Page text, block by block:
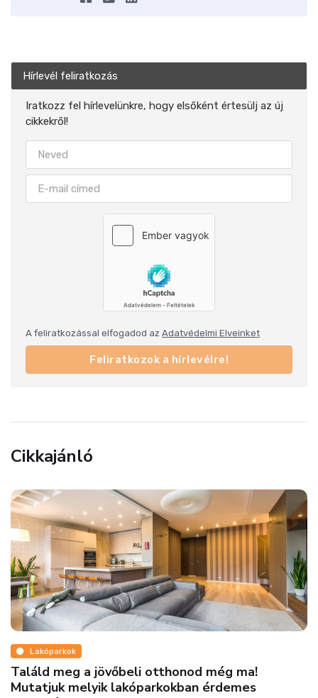
Hírlevél feliratkozás
Iratkozz fel hírlevelünkre, hogy elsőként értesülj az új
cikkekről!
A feliratkozással elfogadod az Adatvédelmi Elveinket
Feliratkozok a hírlevélre!
Cikkajánló
Lakóparkok
Találd meg a jövőbeli otthonod még ma!
Mutatjuk melyik lakóparkokban érdemes